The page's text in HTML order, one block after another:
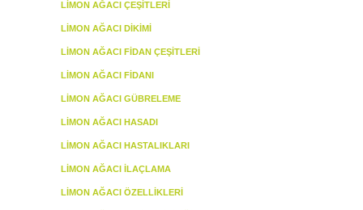
LIMON AĞACI ÇEŞITLERI
LIMON AĞACI DIKIMI
LIMON AĞACI FIDAN ÇEŞITLERI
LIMON AĞACI FIDANI
LIMON AĞACI GÜBRELEME
LIMON AĞACI HASADI
LIMON AĞACI HASTALIKLARI
LIMON AĞACI İLAÇLAMA
LIMON AĞACI ÖZELLIKLERI